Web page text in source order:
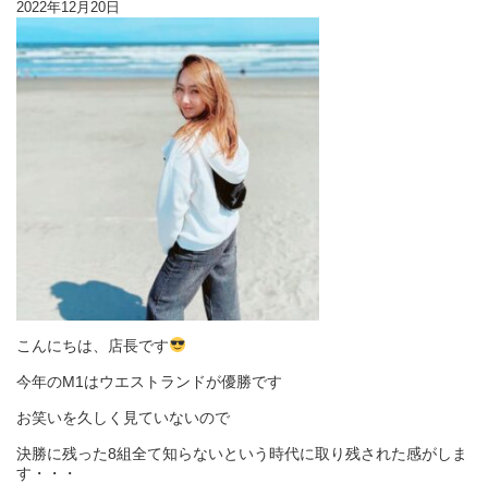
2022年12月20日
こんにちは、店長です
今年のM1はウエストランドが優勝です
お笑いを久しく見ていないので
決勝に残った8組全て知らないという時代に取り残された感がしま
す・・・